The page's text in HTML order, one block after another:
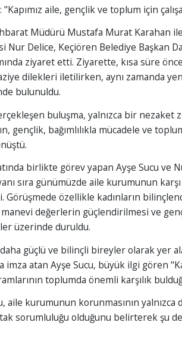
"Kapımız aile, gençlik ve toplum için
Müdürü Mustafa Murat Karahan
Nur Delice, Keçiören Belediye Başkan
ziyaret etti. Ziyarette, kısa süre
dilekleri iletilirken, aynı zamanda
bulunuldu.
buluşma, yalnızca bir nezaket
gençlik, bağımlılıkla mücadele ve
birlikte görev yapan Ayşe Sucu ve
sıra günümüzde aile kurumunun
Görüşmede özellikle kadınların
değerlerin güçlendirilmesi ve
üzerinde duruldu.
güçlü ve bilinçli bireyler olarak yer
imza atan Ayşe Sucu, büyük ilgi gören
toplumda önemli karşılık
aile kurumunun korunmasının yalnızca
sorumluluğu olduğunu belirterek şu